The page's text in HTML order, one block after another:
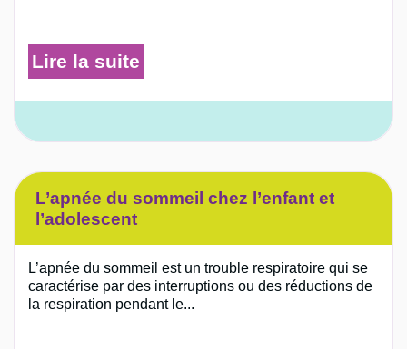
Lire la suite
L’apnée du sommeil chez l’enfant et
l’adolescent
L’apnée du sommeil est un trouble respiratoire qui se
caractérise par des interruptions ou des réductions de
la respiration pendant le...